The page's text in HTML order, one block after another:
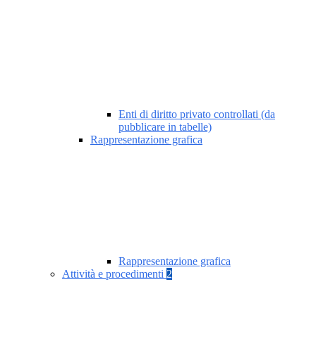
Enti di diritto privato controllati (da
pubblicare in tabelle)
Rappresentazione grafica
Rappresentazione grafica
Attività e procedimenti 2